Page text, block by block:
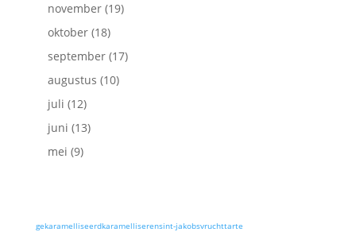
november(19)
oktober(18)
september(17)
augustus (10)
juli (12)
juni (13)
mei (9)
gekaramelliseerdkaramelliserensint-jakobsvruchttarte